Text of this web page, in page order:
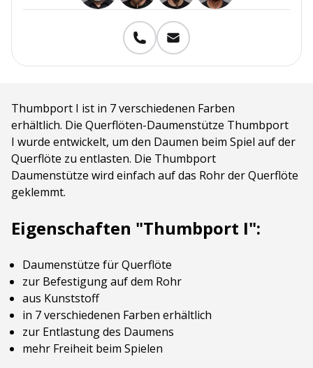
Thumbport I ist in 7 verschiedenen Farben
erhältlich. Die Querflöten-Daumenstütze Thumbport
I wurde entwickelt, um den Daumen beim Spiel auf der
Querflöte zu entlasten. Die Thumbport
Daumenstütze wird einfach auf das Rohr der Querflöte
geklemmt.
Eigenschaften "Thumbport I":
Daumenstütze für Querflöte
zur Befestigung auf dem Rohr
aus Kunststoff
in 7 verschiedenen Farben erhältlich
zur Entlastung des Daumens
mehr Freiheit beim Spielen